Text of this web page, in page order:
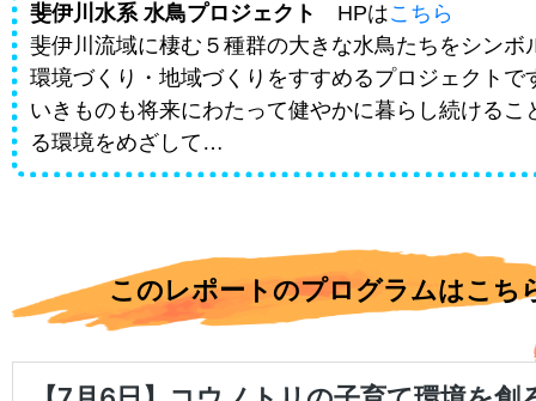
斐伊川水系 水鳥プロジェクト HPはこちら
斐伊川流域に棲む５種群の大きな水鳥たちをシンボ
環境づくり・地域づくりをすすめるプロジェクトで
いきものも将来にわたって健やかに暮らし続けるこ
る環境をめざして…
このレポートのプログラムはこち